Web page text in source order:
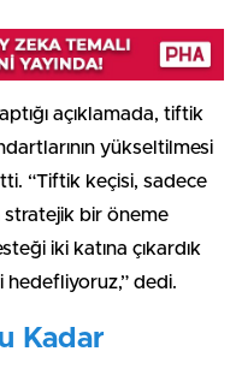
açıklamada, tiftik
yükseltilmesi
“Tiftik keçisi, sadece
stratejik bir öneme
iki katına çıkardık
dedi.
Kadar